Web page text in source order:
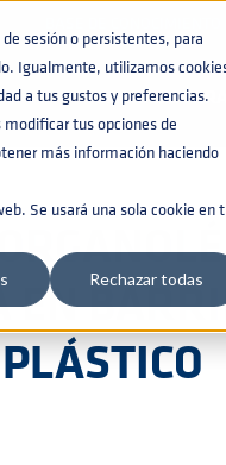
sesión o persistentes, para
Igualmente, utilizamos
a tus gustos y preferencias.
tus opciones de
más información haciendo
Se usará una sola cookie en
Rechazar todas
BARRILES PARA
EN